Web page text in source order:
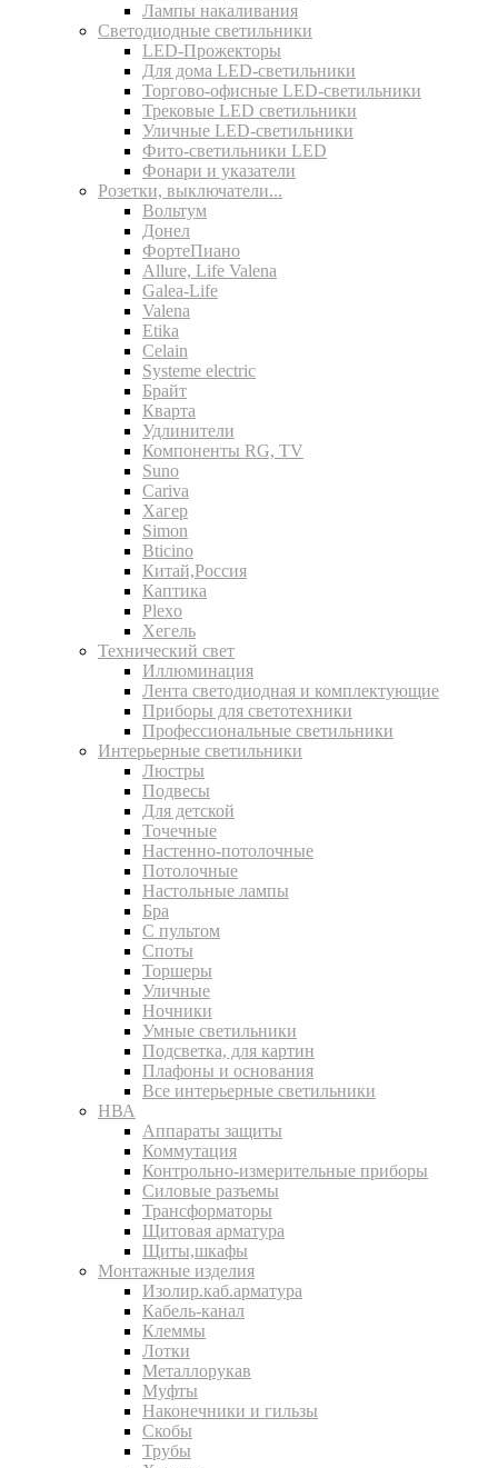
Лампы накаливания
Светодиодные светильники
LED-Прожекторы
Для дома LED-светильники
Торгово-офисные LED-светильники
Трековые LED светильники
Уличные LED-светильники
Фито-светильники LED
Фонари и указатели
Розетки, выключатели...
Вольтум
Донел
ФортеПиано
Allure, Life Valena
Galea-Life
Valena
Etika
Celain
Systeme electric
Брайт
Кварта
Удлинители
Компоненты RG, TV
Suno
Cariva
Хагер
Simon
Bticino
Китай,Россия
Каптика
Plexo
Хегель
Технический свет
Иллюминация
Лента светодиодная и комплектующие
Приборы для светотехники
Профессиональные светильники
Интерьерные светильники
Люстры
Подвесы
Для детской
Точечные
Настенно-потолочные
Потолочные
Настольные лампы
Бра
С пультом
Споты
Торшеры
Уличные
Ночники
Умные светильники
Подсветка, для картин
Плафоны и основания
Все интерьерные светильники
НВА
Аппараты защиты
Коммутация
Контрольно-измерительные приборы
Силовые разъемы
Трансформаторы
Щитовая арматура
Щиты,шкафы
Монтажные изделия
Изолир.каб.арматура
Кабель-канал
Клеммы
Лотки
Металлорукав
Муфты
Наконечники и гильзы
Скобы
Трубы